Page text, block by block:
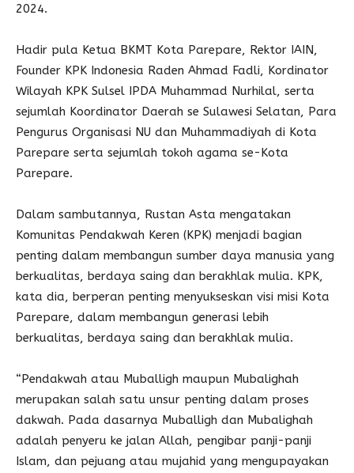
2024.
Hadir pula Ketua BKMT Kota Parepare, Rektor IAIN,
Founder KPK Indonesia Raden Ahmad Fadli, Kordinator
Wilayah KPK Sulsel IPDA Muhammad Nurhilal, serta
sejumlah Koordinator Daerah se Sulawesi Selatan, Para
Pengurus Organisasi NU dan Muhammadiyah di Kota
Parepare serta sejumlah tokoh agama se-Kota
Parepare.
Dalam sambutannya, Rustan Asta mengatakan
Komunitas Pendakwah Keren (KPK) menjadi bagian
penting dalam membangun sumber daya manusia yang
berkualitas, berdaya saing dan berakhlak mulia. KPK,
kata dia, berperan penting menyukseskan visi misi Kota
Parepare, dalam membangun generasi lebih
berkualitas, berdaya saing dan berakhlak mulia.
“Pendakwah atau Muballigh maupun Mubalighah
merupakan salah satu unsur penting dalam proses
dakwah. Pada dasarnya Muballigh dan Mubalighah
adalah penyeru ke jalan Allah, pengibar panji-panji
Islam, dan pejuang atau mujahid yang mengupayakan